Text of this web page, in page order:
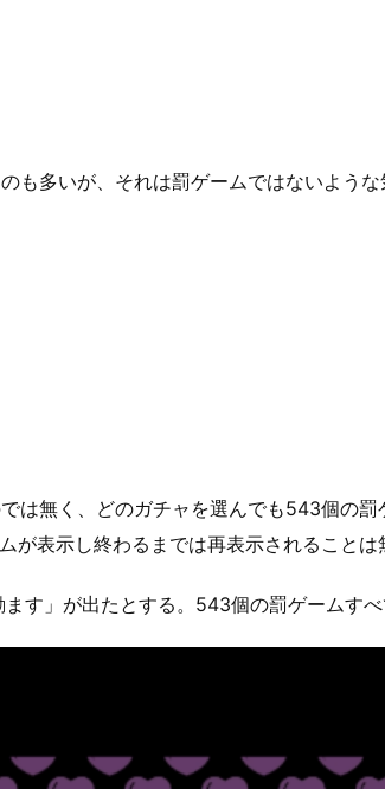
多いが、それは罰ゲームではないような
は無く、どのガチャを選んでも543個の
表示し終わるまでは再表示されることは
す」が出たとする。543個の罰ゲームすべ